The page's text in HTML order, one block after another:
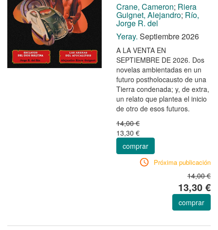
Crane, Cameron; Riera
Guignet, Alejandro; Río,
Jorge R. del
Yeray. Septiembre 2026
A LA VENTA EN
SEPTIEMBRE DE 2026. Dos
novelas ambientadas en un
futuro postholocausto de una
Tierra condenada; y, de extra,
un relato que plantea el inicio
de otro de esos futuros.
14,00 €
13,30 €
comprar
Próxima publicación
14,00 €
13,30 €
comprar